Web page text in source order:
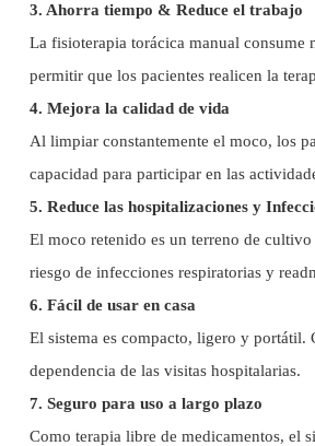
3. Ahorra tiempo & Reduce el trabajo
La fisioterapia torácica manual consume
permitir que los pacientes realicen la
4. Mejora la calidad de vida
Al limpiar constantemente el moco, los
capacidad para participar en las
5. Reduce las hospitalizaciones y
El moco retenido es un terreno de
riesgo de infecciones respiratorias y
6. Fácil de usar en casa
El sistema es compacto, ligero y portátil.
dependencia de las visitas hospitalarias.
7. Seguro para uso a largo plazo
Como terapia libre de medicamentos, el